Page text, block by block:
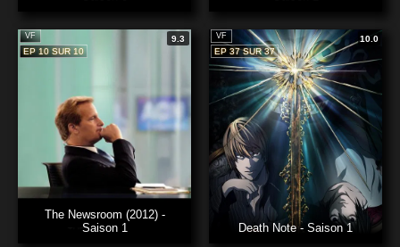
VF
9.3
EP 10 SUR 10
The Newsroom (2012) -
Saison 1
VF
10.0
EP 37 SUR 37
Death Note - Saison 1